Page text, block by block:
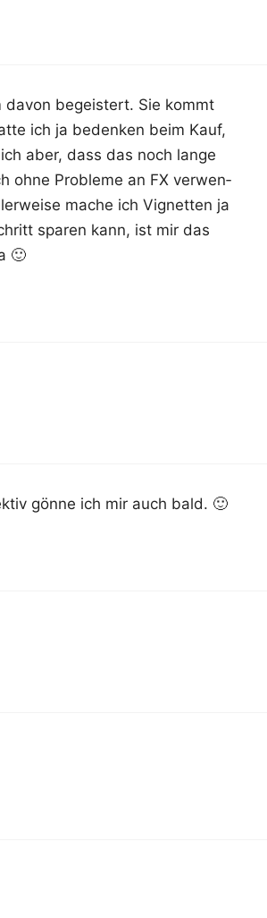
begeis­tert. Sie kommt
ich ja beden­ken beim Kauf,
aber, dass das noch lan­ge
ohne Pro­ble­me an FX ver­wen­
mache ich Vignet­ten ja
spa­ren kann, ist mir das
🙂
gön­ne ich mir auch bald. 🙂